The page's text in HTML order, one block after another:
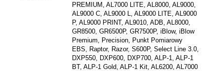
PREMIUM, AL7000 LITE, AL8000, AL9000,
AL9000 C, AL9000 L, AL9000 LITE, AL9000
P, AL9000 PRINT, AL9010, ADB, AL8000,
GR8500, GR6500P, GR7500P, iBlow, iBlow
Premium, Precision, Punkt Pomiarowy
EBS, Raptor, Razor, S600P, Select Line 3.0,
DXP550, DXP600, DXP700, ALP-1, ALP-1
BT, ALP-1 Gold, ALP-1 Kit, AL6200, AL7000